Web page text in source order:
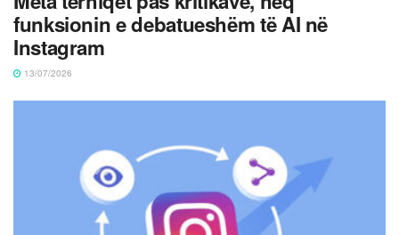
funksionin e debatueshëm të AI në
Instagram
13/07/2026